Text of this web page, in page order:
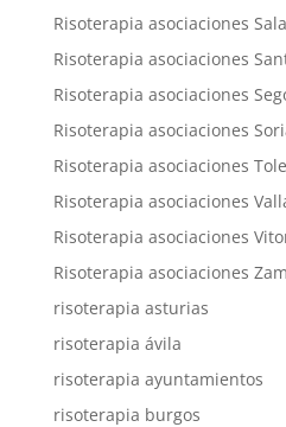
Risoterapia asociaciones
Risoterapia asociaciones
Risoterapia asociaciones
Risoterapia asociaciones
Risoterapia asociaciones
Risoterapia asociaciones
Risoterapia asociaciones
Risoterapia asociaciones
risoterapia asturias
risoterapia ávila
risoterapia ayuntamientos
risoterapia burgos